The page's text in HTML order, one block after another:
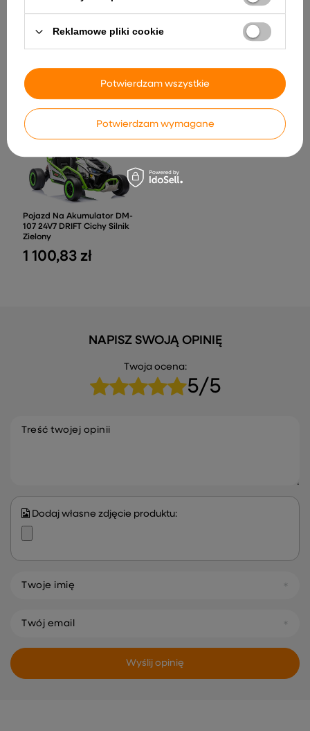
Dron Y329 Kamera HD WIFI
Światła LED Aplikacja
185,59 zł
Rower Trójkołowy PRO50
Rowerek Z Rączką Do
Prowadzenia Czarny
Pojazd Na Akumulator DM-
107 24V7 DRIFT Cichy Silnik
Zielony
1 100,83 zł
NAPISZ SWOJĄ OPINIĘ
Twoja ocena:
5/5
Treść twojej opinii
Dodaj własne zdjęcie produktu:
Twoje imię
Twój email
Wyślij opinię
Reklamowe pliki cookie
Potwierdzam wymagane
Potwierdzam wszystkie